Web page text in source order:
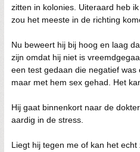
zitten in kolonies. Uiteraard heb
zou het meeste in de richting
Nu beweert hij bij hoog en laag
zijn omdat hij niet is
een test gedaan die negatief was
maar met hem sex gehad. Het
Hij gaat binnenkort naar de
aardig in de stress.
Liegt hij tegen me of kan het